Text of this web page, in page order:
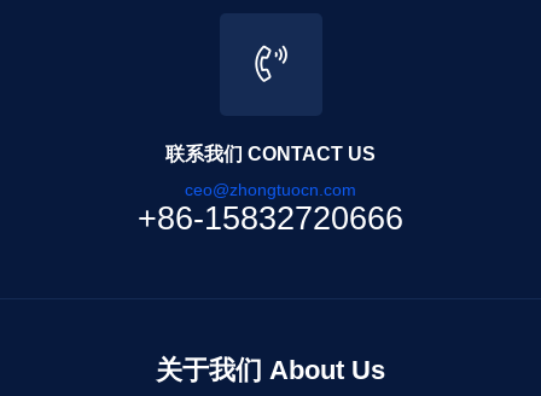
联系我们 CONTACT US
ceo@zhongtuocn.com
+86-15832720666
关于我们 About Us